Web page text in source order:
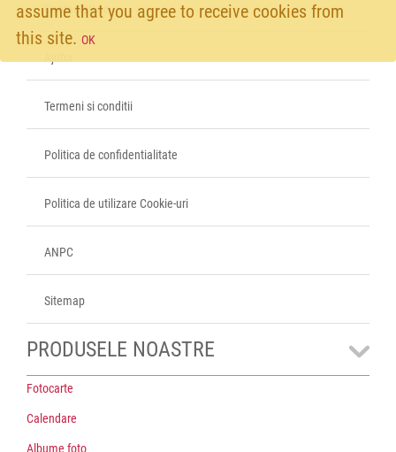
assume that you agree to receive cookies from
this site. OK
Contactati-ne
Termeni si conditii
Politica de confidentialitate
Politica de utilizare Cookie-uri
ANPC
Sitemap
PRODUSELE NOASTRE
Fotocarte
Calendare
Albume foto